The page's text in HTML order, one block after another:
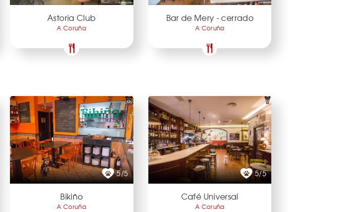
Astoria Club
A Coruña
Bar de Mery - cerrado
A Coruña
5/5
Bikiño
A Coruña
5/5
Café Universal
A Coruña